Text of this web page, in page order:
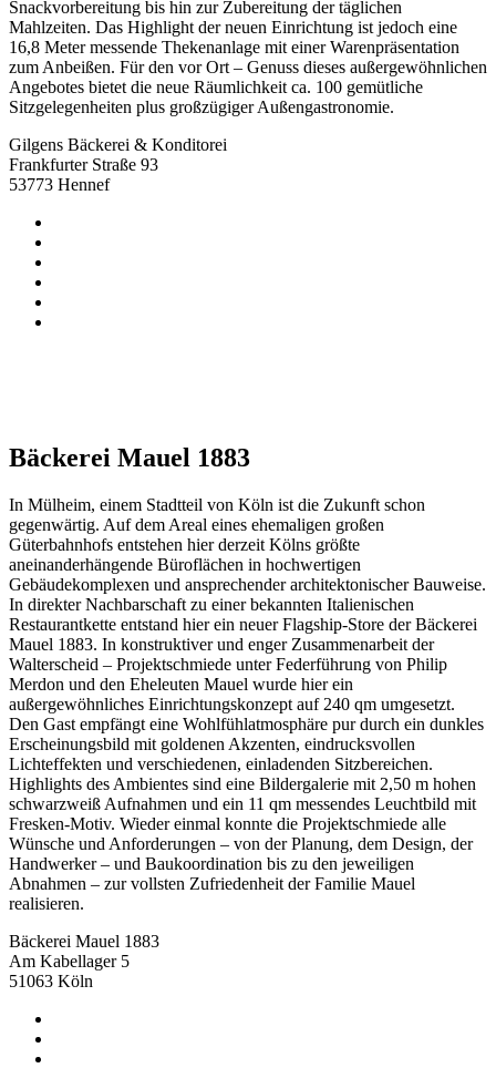
Snackvorbereitung bis hin zur Zubereitung der täglichen
Mahlzeiten. Das Highlight der neuen Einrichtung ist jedoch eine
16,8 Meter messende Thekenanlage mit einer Warenpräsentation
zum Anbeißen. Für den vor Ort – Genuss dieses außergewöhnlichen
Angebotes bietet die neue Räumlichkeit ca. 100 gemütliche
Sitzgelegenheiten plus großzügiger Außengastronomie.
Gilgens Bäckerei & Konditorei
Frankfurter Straße 93
53773 Hennef
Bäckerei Mauel 1883
In Mülheim, einem Stadtteil von Köln ist die Zukunft schon
gegenwärtig. Auf dem Areal eines ehemaligen großen
Güterbahnhofs entstehen hier derzeit Kölns größte
aneinanderhängende Büroflächen in hochwertigen
Gebäudekomplexen und ansprechender architektonischer Bauweise.
In direkter Nachbarschaft zu einer bekannten Italienischen
Restaurantkette entstand hier ein neuer Flagship-Store der Bäckerei
Mauel 1883. In konstruktiver und enger Zusammenarbeit der
Walterscheid – Projektschmiede unter Federführung von Philip
Merdon und den Eheleuten Mauel wurde hier ein
außergewöhnliches Einrichtungskonzept auf 240 qm umgesetzt.
Den Gast empfängt eine Wohlfühlatmosphäre pur durch ein dunkles
Erscheinungsbild mit goldenen Akzenten, eindrucksvollen
Lichteffekten und verschiedenen, einladenden Sitzbereichen.
Highlights des Ambientes sind eine Bildergalerie mit 2,50 m hohen
schwarzweiß Aufnahmen und ein 11 qm messendes Leuchtbild mit
Fresken-Motiv. Wieder einmal konnte die Projektschmiede alle
Wünsche und Anforderungen – von der Planung, dem Design, der
Handwerker – und Baukoordination bis zu den jeweiligen
Abnahmen – zur vollsten Zufriedenheit der Familie Mauel
realisieren.
Bäckerei Mauel 1883
Am Kabellager 5
51063 Köln